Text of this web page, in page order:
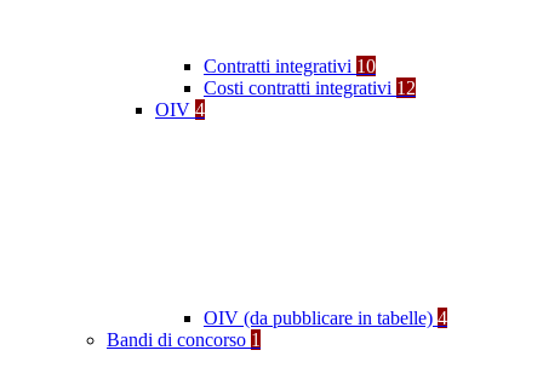
Contratti integrativi 10
Costi contratti integrativi 12
OIV 4
OIV (da pubblicare in tabelle) 4
Bandi di concorso 1